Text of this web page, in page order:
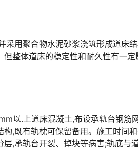
用聚合物水泥砂浆浇筑形成道床
整体道床的稳定性和耐久性有一
以.上道床混凝土,布设承轨台钢筋
,既有轨枕可保留备用。施工时间
,承轨台开裂、掉块等病害;轨底与